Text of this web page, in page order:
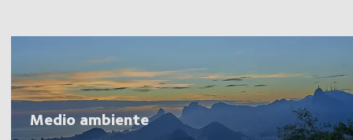
Medio ambiente